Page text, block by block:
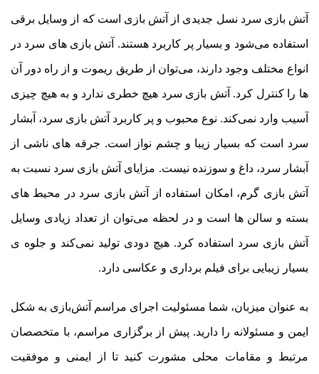
آتش بازی سرد نسل جدیدی از آتش بازی است که از وسایل برقی
استفاده می‌شود و بسیار پر کاربرد هستند. آتش بازی های سرد در
انواع مختلف وجود دارند، می‌توان از طریق ریموت و از راه دور آن
ها را کنترل کرد. آتش بازی سرد هیچ خطری ندارد و به هیچ چیزی
آسیب وارد نمی‌کند. نوع محبوب و پر کاربرد آتش بازی سرد، آبشار
سرد است که بسیار زیبا و چشم نواز است. جرقه های ناشی از
آبشار سرد، داغ و سوزنده نیست. مزایای آتش بازی سرد نسبت به
آتش بازی گرم، امکان استفاده از آتش بازی سرد در محیط های
بسته و سالن ها است و در لحظه می‌توان از تعداد زیادی وسایل
آتش بازی سرد استفاده کرد. هیچ دودی تولید نمی‌کند و جلوه ی
بسیار زیبایی برای فیلم برداری و عکاسی دارد.
به عنوان میزبان، شما مسئولیت اجرای مراسم آتش‌بازی به شکل
ایمن و مسئولانه را دارید. پیش از برگزاری مراسم، با متخصصان
مرتبط و مقامات محلی مشورت کنید تا از ایمنی و موفقیت